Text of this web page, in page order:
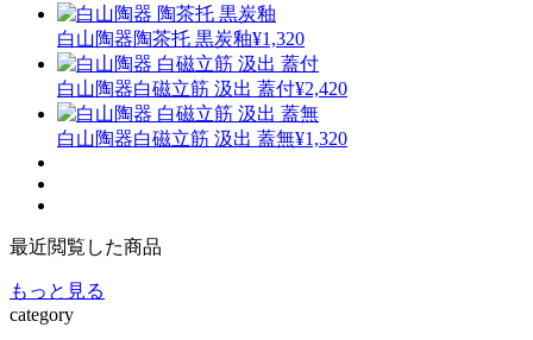
白山陶器陶茶托 黒炭釉¥1,320
白山陶器白磁立筋 汲出 蓋付¥2,420
白山陶器白磁立筋 汲出 蓋無¥1,320
最近閲覧した商品
もっと見る
category